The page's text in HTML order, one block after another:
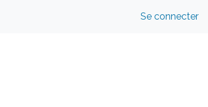
Se connecter